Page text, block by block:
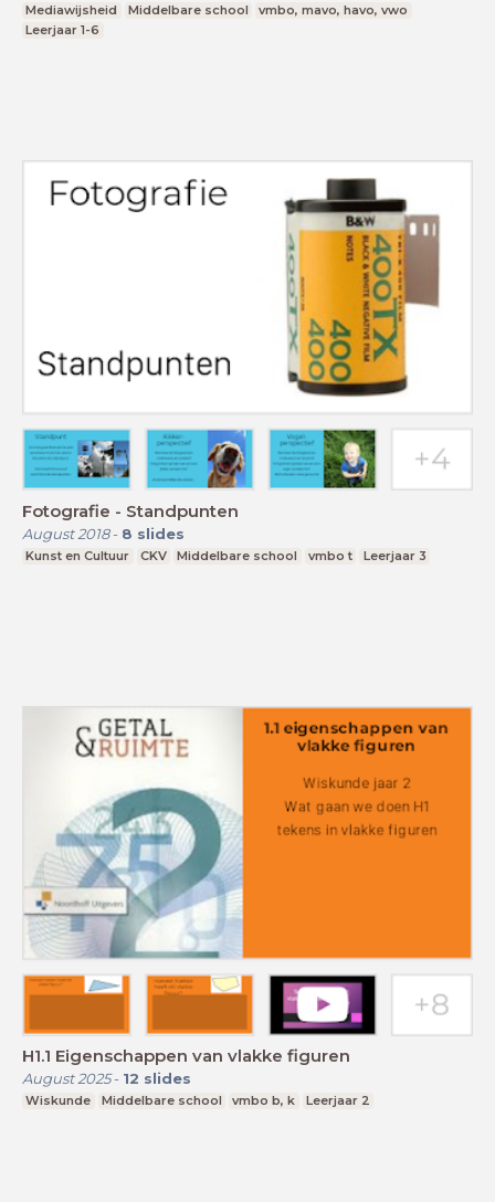
Mediawijsheid Middelbare school
vmbo, mavo, havo, vwo
Leerjaar 1-6
Fotografie - Standpunten
August 2018- 8 slides
Kunst en Cultuur CKV Middelbare school vmbo t Leerjaar 3
H1.1 Eigenschappen van vlakke figuren
August 2025- 12 slides
Wiskunde Middelbare school vmbo b, k Leerjaar 2